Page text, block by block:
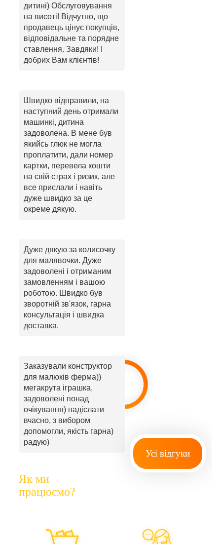
дитині) Обслуговування
на висоті! Відчутно, що
продавець цінує покупців,
відповідальне та порядне
ставлення. Завдяки! І
добрих Вам клієнтів!
Швидко відправили, на
наступний день отримали
машинкі, дитина
задоволена. В мене був
якийсь глюк не могла
проплатити, дали номер
картки, перевела кошти
на свій страх і ризик, але
все прислали і навіть
дуже швидко за це
окреме дякую.
Дуже дякую за колисочку
для малявочки. Дуже
задоволені і отриманим
замовленням і вашою
роботою. Швидко був
зворотній зв'язок, гарна
консультація і швидка
доставка.
Заказували конструктор
для малюків ферма))
мегакрута іграшка,
задоволені понад
очікування) надіслати
вчасно, з вибором
допомогли, якість гарна)
радую)
Усі відгуки
Як ми
працюємо?